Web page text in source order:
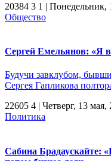
20384 3 1 | Понедельник,
Общество
Сергей Емельянов: «Я
Будучи завклубом,
Сергея Гапликова
22605 4 | Четверг, 13 мая,
Политика
Сабина Брадаускайте: